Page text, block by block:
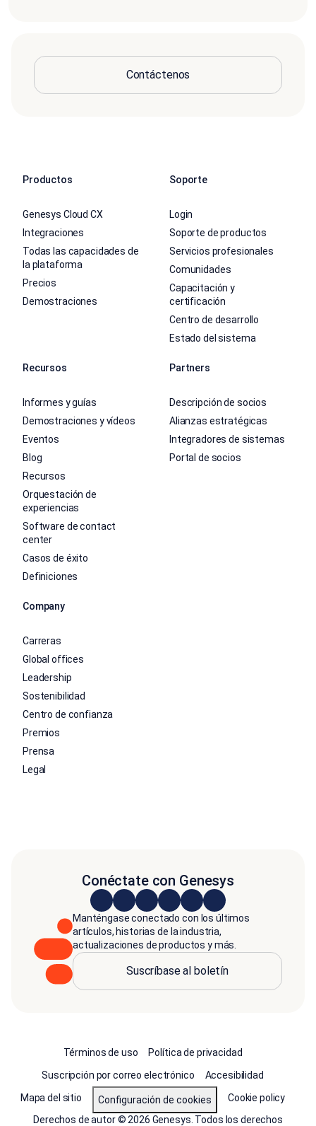
Contáctenos
Productos
Genesys Cloud CX
Integraciones
Todas las capacidades de
la plataforma
Precios
Demostraciones
Soporte
Login
Soporte de productos
Servicios profesionales
Comunidades
Capacitación y
certificación
Centro de desarrollo
Estado del sistema
Recursos
Informes y guías
Demostraciones y vídeos
Eventos
Blog
Recursos
Orquestación de
experiencias
Software de contact
center
Casos de éxito
Definiciones
Partners
Descripción de socios
Alianzas estratégicas
Integradores de sistemas
Portal de socios
Company
Carreras
Global offices
Leadership
Sostenibilidad
Centro de confianza
Premios
Prensa
Legal
Conéctate con Genesys
Manténgase conectado con los últimos
artículos, historias de la industria,
actualizaciones de productos y más.
Suscríbase al boletín
Términos de uso
Política de privacidad
Suscripción por correo electrónico
Accesibilidad
Mapa del sitio
Configuración de cookies
Cookie policy
Derechos de autor © 2026 Genesys. Todos los derechos